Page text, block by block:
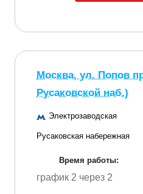
Москва, ул. Попов
Русаковской наб.)
Электрозаводская
Русаковская набережная
Время работы:
график 2 через 2